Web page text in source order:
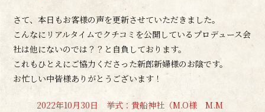
さて、本日もお客様の声を更新させていただきました。
こんなにリアルタイムでクチコミを公開しているプロデュース会
社は他にないのでは？？と自負しております。
これもひとえにご協力くださった新郎新婦様のお陰です。
お忙しい中皆様ありがとうございます！
2022年10月30日 挙式：貴船神社（M.O様 M.M